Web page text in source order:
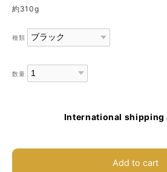
約310g
種類
数量
International shipping
Add to cart